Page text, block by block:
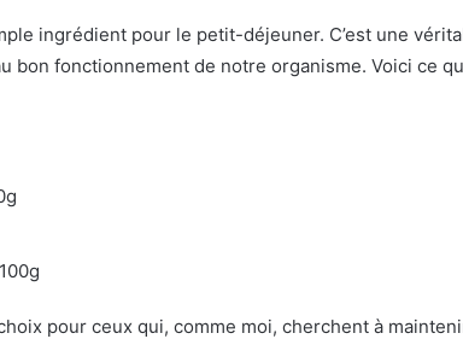
ingrédient pour le petit-déjeuner. C’est une
bon fonctionnement de notre organisme. Voici ce
pour ceux qui, comme moi, cherchent à